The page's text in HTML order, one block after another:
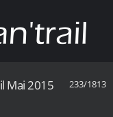
233/1813
Mai 2015